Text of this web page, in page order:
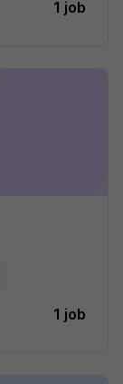
1 job
1 job